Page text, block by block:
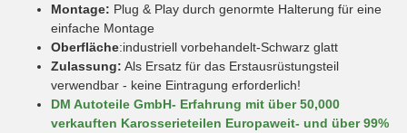
Montage: Plug & Play durch genormte Halterung für eine
einfache Montage
Oberfläche:industriell vorbehandelt-Schwarz glatt
Zulassung: Als Ersatz für das Erstausrüstungsteil
verwendbar - keine Eintragung erforderlich!
DM Autoteile GmbH- Erfahrung mit über 50,000
verkauften Karosserieteilen Europaweit- und über 99%